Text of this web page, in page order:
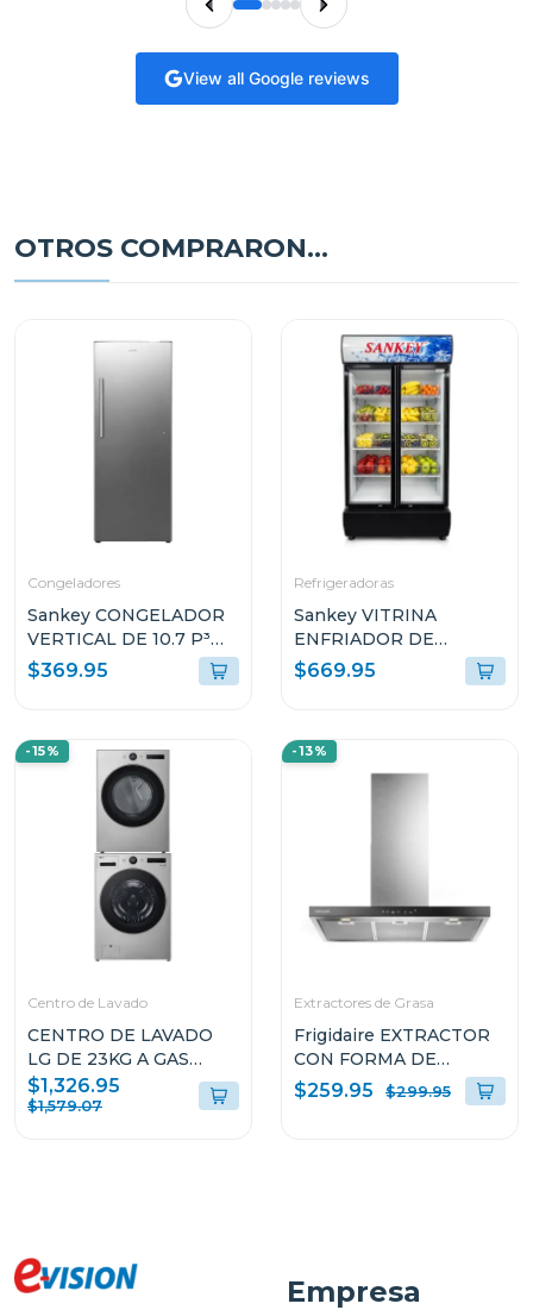
View all Google reviews
OTROS COMPRARON...
Congeladores
Sankey CONGELADOR
VERTICAL DE 10.7 P³
RFC1301
$369.95
Refrigeradoras
Sankey VITRINA
ENFRIADOR DE
20CUFT RFD20N
$669.95
-15%
Centro de Lavado
CENTRO DE LAVADO
LG DE 23KG A GAS
COLOR GRIS
WM23VFXS6/DF74VFXS6B
$1,326.95
$1,579.07
-13%
Extractores de Grasa
Frigidaire EXTRACTOR
CON FORMA DE
CAMPANA DE 36" PARA
PARED L904EXI
$259.95 $299.95
Empresa